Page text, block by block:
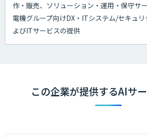
作・販売、ソリューション・運用・保守サ
電機グループ向けDX・ITシステム/セキュ
よびITサービスの提供
この企業が提供するAIサ